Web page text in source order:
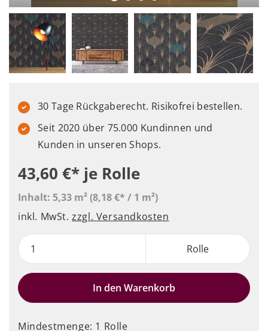
30 Tage Rückgaberecht. Risikofrei bestellen.
Seit 2020 über 75.000 Kundinnen und
Kunden in unseren Shops.
43,60 €* je Rolle
Inhalt: 5,33 m²(8,18 €* / 1 m²)
inkl. MwSt.zzgl. Versandkosten
Rolle
In den Warenkorb
Mindestmenge: 1 Rolle